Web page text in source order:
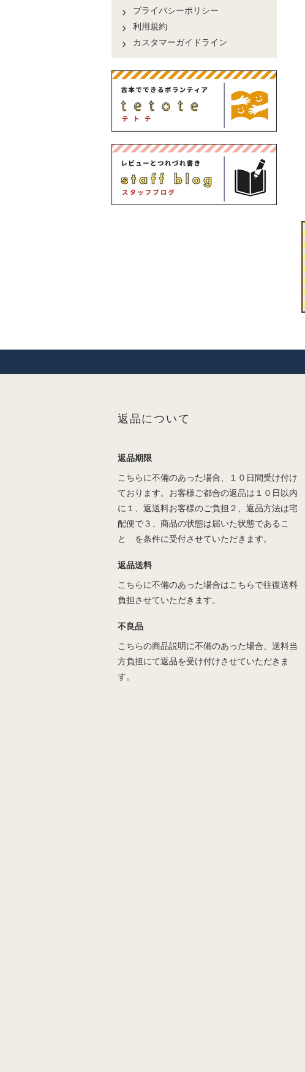
プライバシーポリシー
利用規約
カスタマーガイドライン
返品について
返品期限
こちらに不備のあった場合、１０日間受け付け
ております。お客様ご都合の返品は１０日以内
に１、返送料お客様のご負担２、返品方法は宅
配便で３、商品の状態は届いた状態であるこ
と を条件に受付させていただきます。
返品送料
こちらに不備のあった場合はこちらで往復送料
負担させていただきます。
不良品
こちらの商品説明に不備のあった場合、送料当
方負担にて返品を受け付けさせていただきま
す。